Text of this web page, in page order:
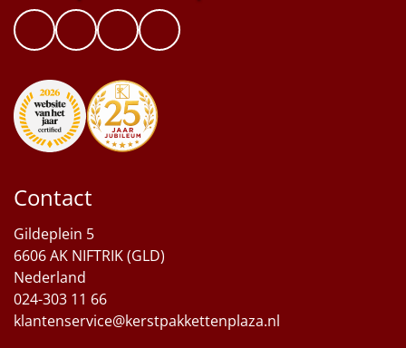
Contact
Gildeplein 5
6606 AK NIFTRIK (GLD)
Nederland
024-303 11 66
klantenservice@kerstpakkettenplaza.nl